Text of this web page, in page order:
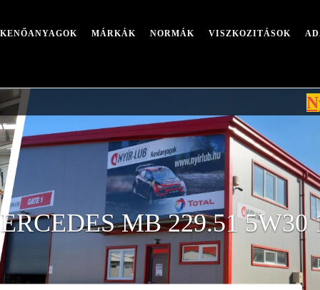
MÁRKÁK NORMÁK VISZKOZITÁSOK
Nyári
MB 229.51 5W30